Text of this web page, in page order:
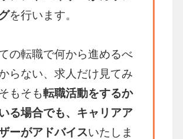
を行います。
の転職で何から進めるべ
らない、求人だけ見てみ
もそも転職活動をするか
る場合でも、キャリアア
ーがアドバイスいたしま